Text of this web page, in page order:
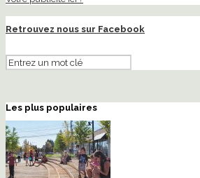
Retrouvez nous sur Facebook
Les plus populaires